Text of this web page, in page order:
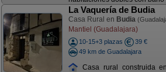
La Vaquería de Budia
Casa Rural en Budia
Mantiel (Guadalajara)
10-15+3 plazas
39 €
49 km de Guadalajara
Casa rural construida